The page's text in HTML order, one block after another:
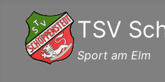
TSV
Sport am Elm